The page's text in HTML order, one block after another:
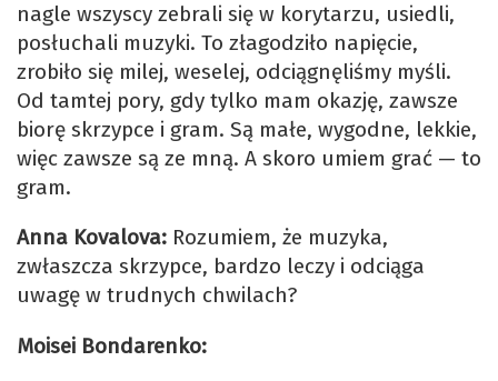
nagle wszyscy zebrali się w korytarzu, usiedli,
posłuchali muzyki. To złagodziło napięcie,
zrobiło się milej, weselej, odciągnęliśmy myśli.
Od tamtej pory, gdy tylko mam okazję, zawsze
biorę skrzypce i gram. Są małe, wygodne, lekkie,
więc zawsze są ze mną. A skoro umiem grać — to
gram.
Anna Kovalova: Rozumiem, że muzyka,
zwłaszcza skrzypce, bardzo leczy i odciąga
uwagę w trudnych chwilach?
Moisei Bondarenko: